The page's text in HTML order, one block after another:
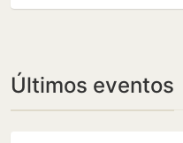
Últimos eventos